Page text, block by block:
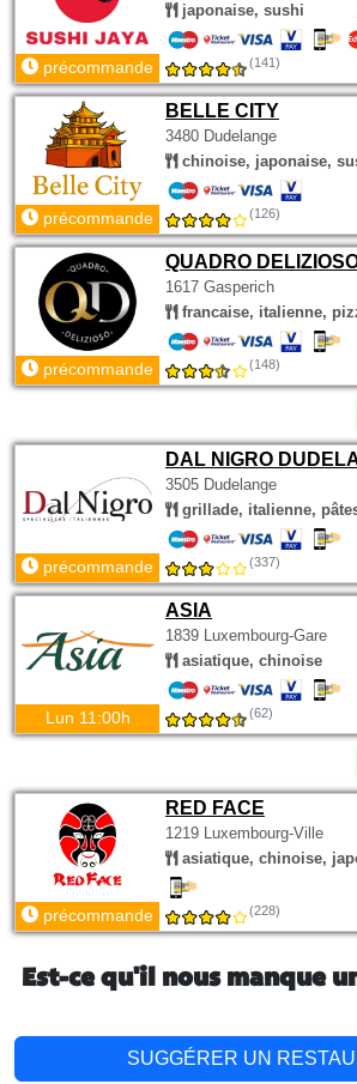
japonaise, sushi
précommande (141)
BELLE CITY
3480 Dudelange
chinoise, japonaise,
précommande (126)
QUADRO
1617 Gasperich
francaise, italienne,
précommande (148)
DAL NIGRO
3505 Dudelange
grillade, italienne,
précommande (337)
ASIA
1839 Luxembourg-Gare
asiatique, chinoise
Lun 11:00h (62)
RED FACE
1219 Luxembourg-Ville
asiatique, chinoise,
précommande (228)
Est-ce qu'il nous manque
SUGGÉRER UN